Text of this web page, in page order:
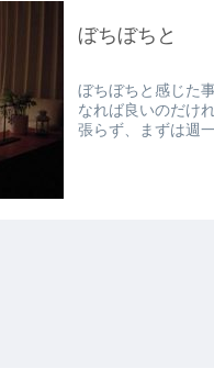
ぼちぼちと
ぼちぼちと感じた
なれば良いのだけ
張らず、まずは週一